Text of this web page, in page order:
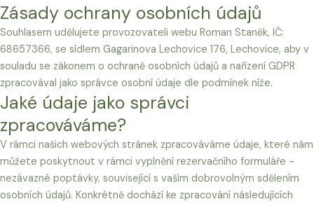
Zásady ochrany osobních údajů
Souhlasem udělujete provozovateli webu Roman Staněk, IČ:
68657366, se sídlem Gagarinova Lechovice 176, Lechovice, aby v
souladu se zákonem o ochraně osobních údajů a nařízení GDPR
zpracovával jako správce osobní údaje dle podmínek níže.
Jaké údaje jako správci
zpracováváme?
V rámci našich webových stránek zpracováváme údaje, které nám
můžete poskytnout v rámci vyplnění rezervačního formuláře -
nezávazné poptávky, související s vaším dobrovolným sdělením
osobních údajů. Konkrétně dochází ke zpracování následujících